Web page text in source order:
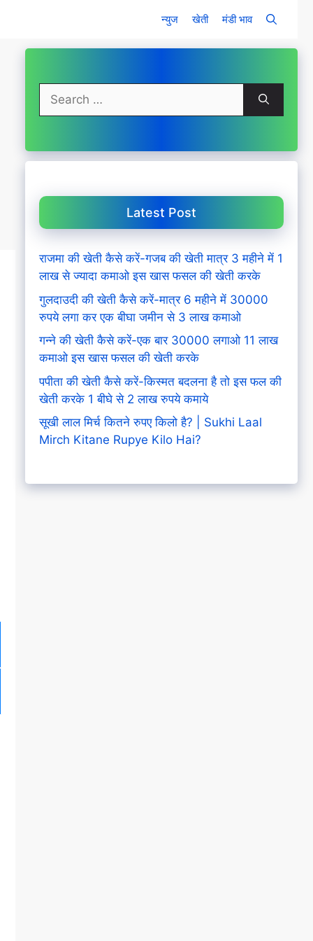
न्युज खेती मंडी भाव
Search
for:
Latest Post
राजमा की खेती कैसे करें-गजब की खेती मात्र 3 महीने में 1
लाख से ज्यादा कमाओ इस खास फसल की खेती करके
गुलदाउदी की खेती कैसे करें-मात्र 6 महीने में 30000
रुपये लगा कर एक बीघा जमीन से 3 लाख कमाओ
गन्ने की खेती कैसे करें-एक बार 30000 लगाओ 11 लाख
कमाओ इस खास फसल की खेती करके
पपीता की खेती कैसे करें-किस्मत बदलना है तो इस फल की
खेती करके 1 बीघे से 2 लाख रुपये कमाये
सूखी लाल मिर्च कितने रुपए किलो है? | Sukhi Laal
Mirch Kitane Rupye Kilo Hai?